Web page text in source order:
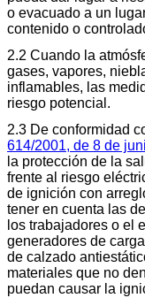
o evacuado a un
contenido o
2.2 Cuando la
gases, vapores,
inflamables, las
riesgo potencial.
2.3 De conformidad
614/2001, de 8 de
la protección de la
frente al riesgo
de ignición con
tener en cuenta las
los trabajadores o el
generadores de
de calzado
materiales que no
puedan causar la